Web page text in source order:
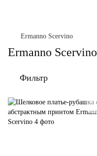
Ermanno Scervino
Ermanno Scervino
Фильтр